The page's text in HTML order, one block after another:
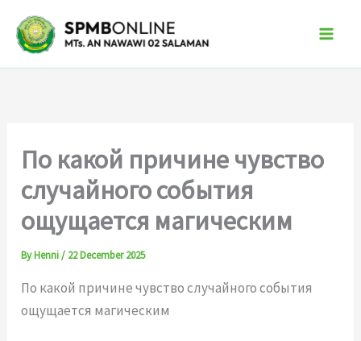
content
По какой причине чувство
случайного события
ощущается магическим
ByHenni/ 22 December 2025
По какой причине чувство случайного события
ощущается магическим